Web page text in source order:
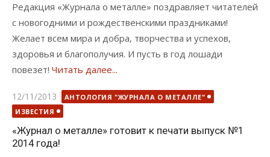
Редакция «Журнала о металле» поздравляет читателей
с новогодними и рождественскими праздниками!
Желает всем мира и добра, творчества и успехов,
здоровья и благополучия. И пусть в год лошади
повезет! Читать далее...
Опубликовано
12/11/2013
АНТОЛОГИЯ "ЖУРНАЛА О МЕТАЛЛЕ"
ИЗВЕСТИЯ
«Журнал о металле» готовит к печати выпуск №1
2014 года!